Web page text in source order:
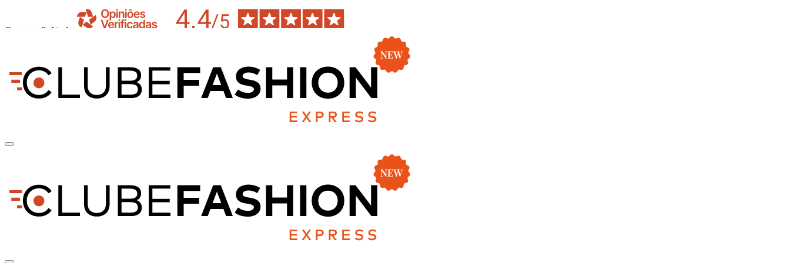
Contacto & Ajuda